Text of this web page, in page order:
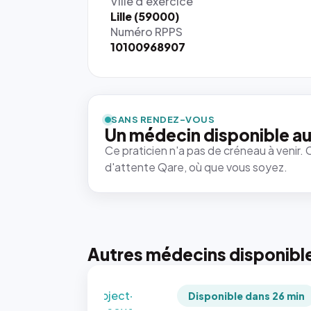
Lille (59000)
Numéro RPPS
10100968907
SANS RENDEZ-VOUS
Un médecin disponible
Ce praticien n'a pas de créneau à
d'attente Qare, où que vous soyez.
Autres médecins
rendue par
`.profile-
picture`,
et un
rapport 1:1
qui reste
juste à
photo est
recadrée
`object-
Disponible dans 26 min